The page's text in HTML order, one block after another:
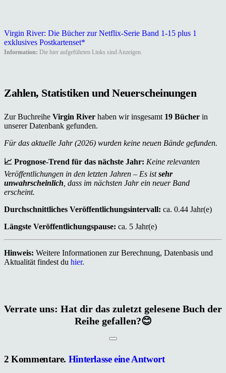
Virgin River: Die Bücher zur Netflix-Serie Band 1-15 plus 1
exklusives Postkartenset*
Information: Die hier aufgeführten Links sind Anzeigen.
Zahlen, Statistiken und Neuerscheinungen
Zur Buchreihe Virgin River haben wir insgesamt 19 Bücher in
unserer Datenbank gefunden.
Für das aktuelle Jahr (2026) wurden keine neuen Bände gefunden.
📈 Prognose-Trend für das nächste Jahr: Keine relevanten
Veröffentlichungen in den letzten Jahren – Es istsehr
unwahrscheinlich , dass im nächsten Jahr ein neuer Band
erscheint.
Durchschnittliches Veröffentlichungsintervall: ca. 0.44 Jahr(e)
Längste Veröffentlichungspause: ca. 5 Jahr(e)
Hinweis: Weitere Informationen zur Berechnung, Datenbasis und
Aktualität findest du hier.
Verrate uns: Hat dir das zuletzt gelesene Buch der
Reihe gefallen?😊
2Kommentare. Hinterlasse eine Antwort